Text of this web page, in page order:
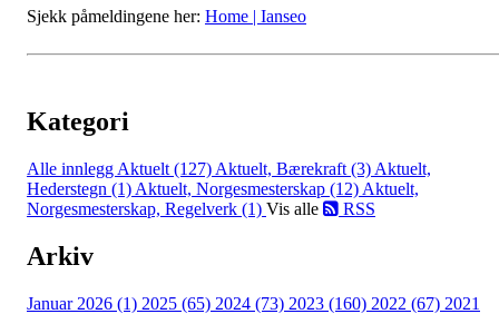
Sjekk påmeldingene her: Home | Ianseo
Kategori
Alle innlegg Aktuelt (127) Aktuelt, Bærekraft (3) Aktuelt,
Hederstegn (1) Aktuelt, Norgesmesterskap (12) Aktuelt,
Norgesmesterskap, Regelverk (1) Vis alle RSS
Arkiv
Januar 2026 (1) 2025 (65) 2024 (73) 2023 (160) 2022 (67) 2021